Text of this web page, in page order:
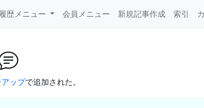
歴メニュー 会員メニュー 新規記事作成 索引
ップで追加された。